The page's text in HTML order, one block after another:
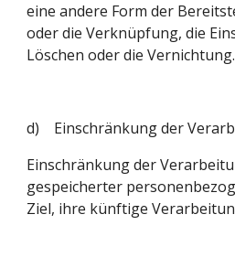
eine andere Form der
oder die Verknüpfung, die
Löschen oder die Vernichtung.
d)    Einschränkung der
Einschränkung der
gespeicherter
Ziel, ihre künftige